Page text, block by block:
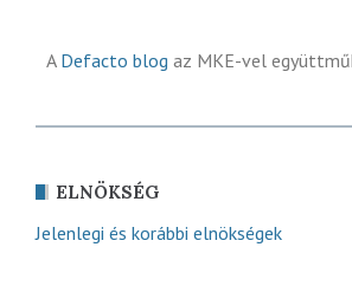
A Defacto blog az MKE-vel
ELNÖKSÉG
Jelenlegi és korábbi elnökségek